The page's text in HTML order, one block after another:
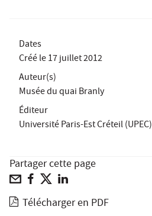
Dates
Créé le17 juillet 2012
Auteur(s)
Musée du quai Branly
Éditeur
Université Paris-Est Créteil (UPEC)
Partager cette page
Télécharger en PDF